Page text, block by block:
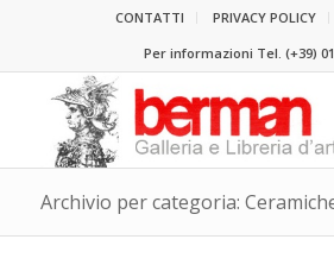
CONTATTI PRIVACY POLICY
Per informazioni Tel. (+39)
Archivio per categoria: